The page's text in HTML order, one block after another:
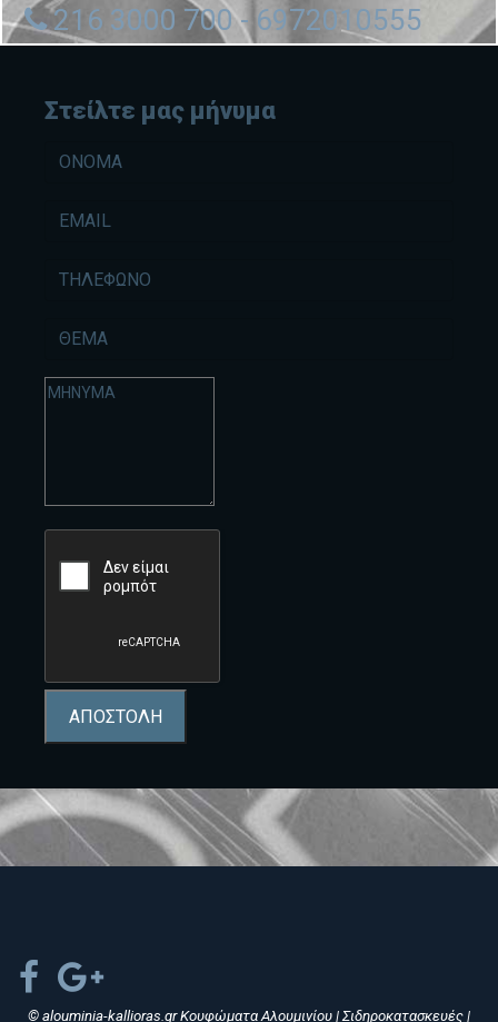
216 3000 700 - 6972010555
Στείλτε μας μήνυμα
ΑΠΟΣΤΟΛΗ
© alouminia-kallioras.gr Κουφώματα Αλουμινίου | Σιδηροκατασκευές |